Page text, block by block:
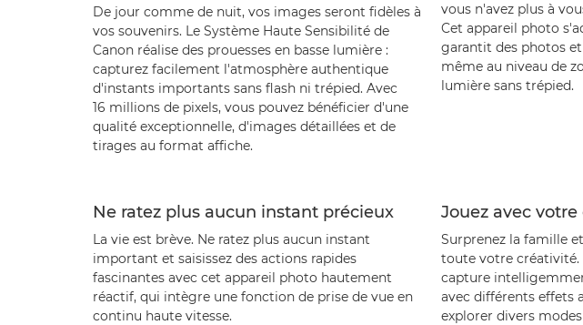
De jour comme de nuit, vos images seront fidèles à
vos souvenirs. Le Système Haute Sensibilité de
Canon réalise des prouesses en basse lumière :
capturez facilement l'atmosphère authentique
d'instants importants sans flash ni trépied. Avec
16 millions de pixels, vous pouvez bénéficier d'une
qualité exceptionnelle, d'images détaillées et de
tirages au format affiche.
vous n'avez plus à
Cet appareil photo
garantit des photos
même au niveau de
lumière sans trépied.
Ne ratez plus aucun instant précieux
La vie est brève. Ne ratez plus aucun instant
important et saisissez des actions rapides
fascinantes avec cet appareil photo hautement
réactif, qui intègre une fonction de prise de vue en
continu haute vitesse.
Jouez avec
Surprenez la famille
toute votre créativité.
capture
avec différents effets
explorer divers